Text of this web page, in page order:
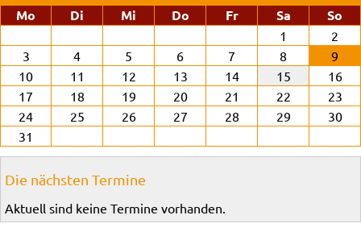
Mo
Di enstagMi ttwochDonnerstag
Freitag SamstagSo
1
2
3
4 5 6 7 8
9
10
11 12 13 14 15
16
17
18 19 20 21 22
23
24
25 26 27 28 29
30
31
Die nächsten Termine
Aktuell sind keine Termine vorhanden.